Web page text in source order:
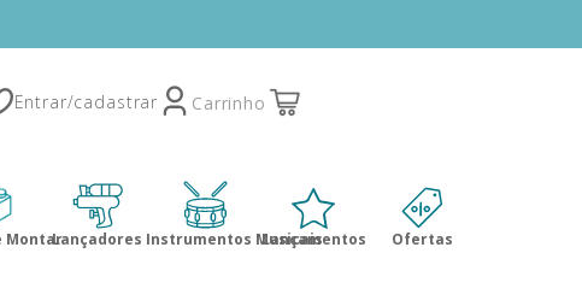
MontarLançadores Instrumentos Musicais
Lançamentos Ofertas